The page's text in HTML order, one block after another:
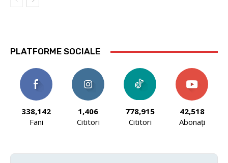
PLATFORME SOCIALE
338,142
Fani
1,406
Cititori
778,915
Cititori
42,518
Abonați